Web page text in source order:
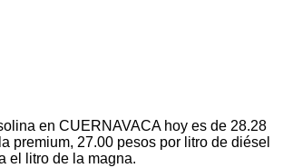
en CUERNAVACA hoy es de 28.28
premium, 27.00 pesos por litro de diésel
el litro de la magna.